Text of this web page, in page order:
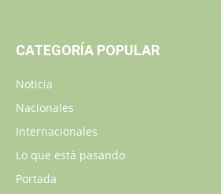
CATEGORÍA POPULAR
Noticia
Nacionales
Internacionales
Lo que está pasando
Portada